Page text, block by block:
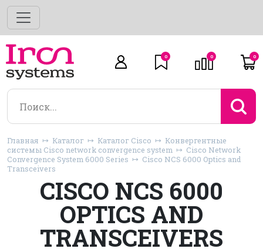
0 0 0
Главная Каталог Каталог Cisco
Конвергентные
системы Cisco network convergence system
Cisco Network
Convergence System 6000 Series
Cisco NCS 6000 Optics and
Transceivers
CISCO NCS 6000
OPTICS AND
TRANSCEIVERS